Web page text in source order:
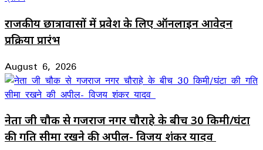
राजकीय छात्रावासों में प्रवेश के लिए ऑनलाइन आवेदन
प्रक्रिया प्रारंभ
August 6, 2026
नेता जी चौक से गजराज नगर चौराहे के बीच 30 किमी/घंटा
की गति सीमा रखने की अपील- विजय शंकर यादव